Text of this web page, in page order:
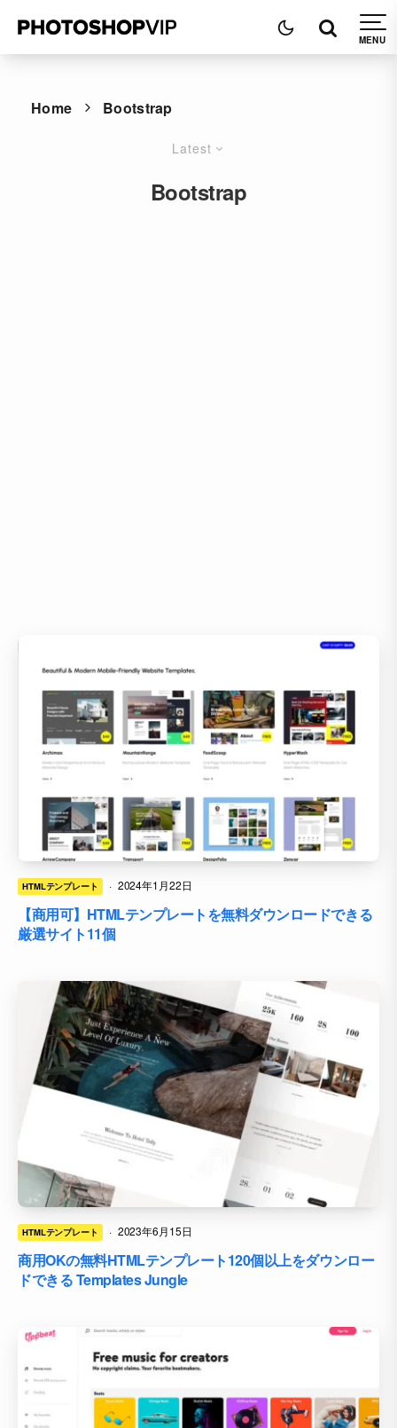
Home Bootstrap
Latest
Bootstrap
HTMLテンプレート · 2024年1月22日
【商用可】HTMLテンプレートを無料ダウンロードできる
厳選サイト11個
HTMLテンプレート · 2023年6月15日
商用OKの無料HTMLテンプレート120個以上をダウンロー
ドできる Templates Jungle